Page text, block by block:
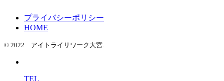
プライバシーポリシー
HOME
© 2022 アイトライリワーク大宮.
TEL